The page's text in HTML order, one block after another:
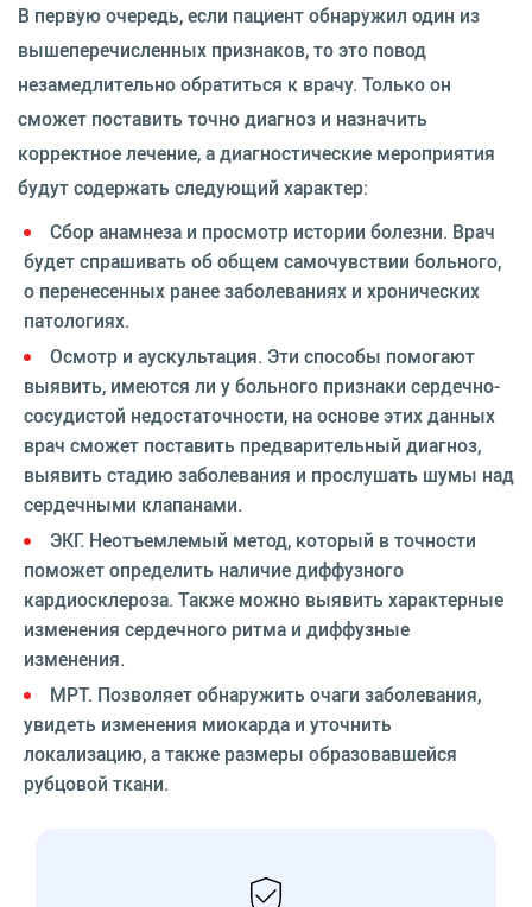
В первую очередь, если пациент обнаружил один из
вышеперечисленных признаков, то это повод
незамедлительно обратиться к врачу. Только он
сможет поставить точно диагноз и назначить
корректное лечение, а диагностические мероприятия
будут содержать следующий характер:
Сбор анамнеза и просмотр истории болезни. Врач
будет спрашивать об общем самочувствии больного,
о перенесенных ранее заболеваниях и хронических
патологиях.
Осмотр и аускультация. Эти способы помогают
выявить, имеются ли у больного признаки сердечно-
сосудистой недостаточности, на основе этих данных
врач сможет поставить предварительный диагноз,
выявить стадию заболевания и прослушать шумы над
сердечными клапанами.
ЭКГ. Неотъемлемый метод, который в точности
поможет определить наличие диффузного
кардиосклероза. Также можно выявить характерные
изменения сердечного ритма и диффузные
изменения.
МРТ. Позволяет обнаружить очаги заболевания,
увидеть изменения миокарда и уточнить
локализацию, а также размеры образовавшейся
рубцовой ткани.